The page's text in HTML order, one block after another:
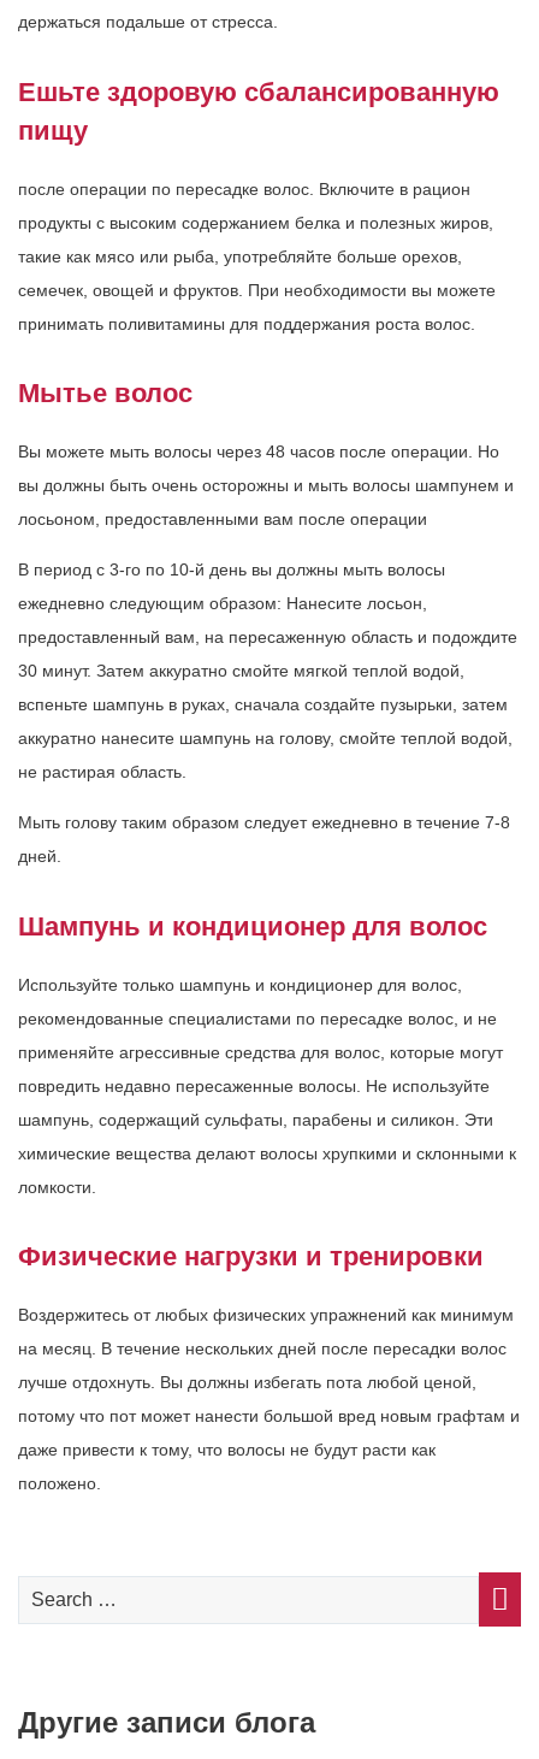
держаться подальше от стресса.
Ешьте здоровую сбалансированную
пищу
после операции по пересадке волос. Включите в рацион
продукты с высоким содержанием белка и полезных жиров,
такие как мясо или рыба, употребляйте больше орехов,
семечек, овощей и фруктов. При необходимости вы можете
принимать поливитамины для поддержания роста волос.
Мытье волос
Вы можете мыть волосы через 48 часов после операции. Но
вы должны быть очень осторожны и мыть волосы шампунем и
лосьоном, предоставленными вам после операции
В период с 3-го по 10-й день вы должны мыть волосы
ежедневно следующим образом: Нанесите лосьон,
предоставленный вам, на пересаженную область и подождите
30 минут. Затем аккуратно смойте мягкой теплой водой,
вспеньте шампунь в руках, сначала создайте пузырьки, затем
аккуратно нанесите шампунь на голову, смойте теплой водой,
не растирая область.
Мыть голову таким образом следует ежедневно в течение 7-8
дней.
Шампунь и кондиционер для волос
Используйте только шампунь и кондиционер для волос,
рекомендованные специалистами по пересадке волос, и не
применяйте агрессивные средства для волос, которые могут
повредить недавно пересаженные волосы. Не используйте
шампунь, содержащий сульфаты, парабены и силикон. Эти
химические вещества делают волосы хрупкими и склонными к
ломкости.
Физические нагрузки и тренировки
Воздержитесь от любых физических упражнений как минимум
на месяц. В течение нескольких дней после пересадки волос
лучше отдохнуть. Вы должны избегать пота любой ценой,
потому что пот может нанести большой вред новым графтам и
даже привести к тому, что волосы не будут расти как
положено.
Другие записи блога